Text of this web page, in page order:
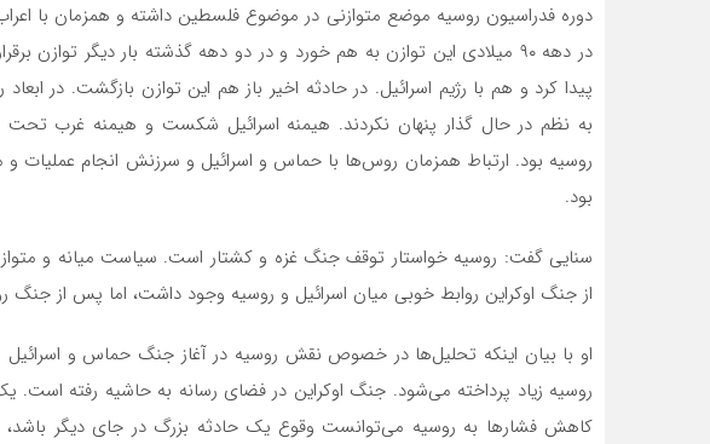
دوره فدراسیون روسیه موضع متوازنی در موضوع فلسطین داشته و همزمان با
در دهه ۹۰ میلادی این توازن به هم خورد و در دو دهه گذشته بار دیگر
پیدا کرد و هم با رژیم اسرائیل. در حادثه اخیر باز هم این توازن بازگشت. در
به نظم در حال گذار پنهان نکردند. هیمنه اسرائیل شکست و هیمنه غرب
روسیه بود. ارتباط همزمان روس‌ها با حماس و اسرائیل و سرزنش انجام عملیات و
بود.
سنایی گفت: روسیه خواستار توقف جنگ غزه و کشتار است. سیاست میانه و
از جنگ اوکراین روابط خوبی میان اسرائیل و روسیه وجود داشت، اما پس از
او با بیان اینکه تحلیل‌ها در خصوص نقش روسیه در آغاز جنگ حماس و اسرائیل
روسیه زیاد پرداخته می‌شود. جنگ اوکراین در فضای رسانه به حاشیه رفته است.
کاهش فشارها به روسیه می‌توانست وقوع یک حادثه بزرگ در جای دیگر باشد،